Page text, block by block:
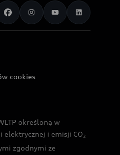
cookies
określoną w
elektrycznej i emisji CO2
zgodnymi ze